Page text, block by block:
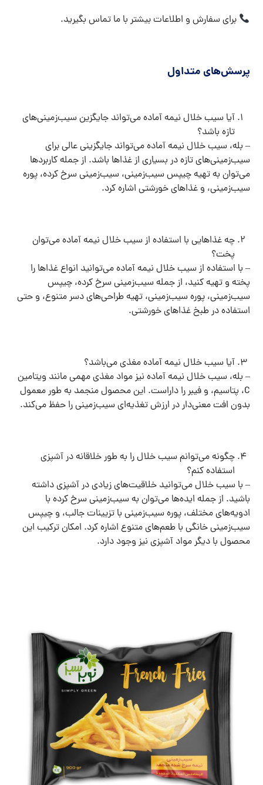
برای سفارش و اطلاعات بیشتر با ما تماس بگیرید.
پرسش‌های متداول
آیا سیب خلال نیمه آماده می‌تواند جایگزین سیب‌زمینی‌های
تازه باشد؟
– بله، سیب خلال نیمه آماده می‌تواند جایگزینی عالی برای
سیب‌زمینی‌های تازه در بسیاری از غذاها باشد. از جمله کاربردها
می‌توان به تهیه چیپس سیب‌زمینی، سیب‌زمینی سرخ کرده، پوره
سیب‌زمینی، و غذاهای خورشتی اشاره کرد.
چه غذاهایی با استفاده از سیب خلال نیمه آماده می‌توان
پخت؟
– با استفاده از سیب خلال نیمه آماده می‌توانید انواع غذاها را
پخته و تهیه کنید، از جمله سیب‌زمینی سرخ کرده، چیپس
سیب‌زمینی، پوره سیب‌زمینی، تهیه طراحی‌های دسر متنوع، و حتی
استفاده در طبخ غذاهای خورشتی.
آیا سیب خلال نیمه آماده مغذی می‌باشد؟
– بله، سیب خلال نیمه آماده نیز مواد مغذی مهمی مانند ویتامین
C، پتاسیم، و فیبر را داراست. این محصول منجمد به طور معمول
بدون افت معنی‌دار در ارزش تغذیه‌ای سیب‌زمینی را حفظ می‌کند.
چگونه می‌توانم سیب خلال را به طور خلاقانه در آشپزی
استفاده کنم؟
– با سیب خلال می‌توانید خلاقیت‌های زیادی در آشپزی داشته
باشید. از جمله ایده‌ها می‌توان به سیب‌زمینی سرخ کرده با
ادویه‌های مختلف، پوره سیب‌زمینی با تزیینات جالب، و چیپس
سیب‌زمینی خانگی با طعم‌های متنوع اشاره کرد. امکان ترکیب این
محصول با دیگر مواد آشپزی نیز وجود دارد.